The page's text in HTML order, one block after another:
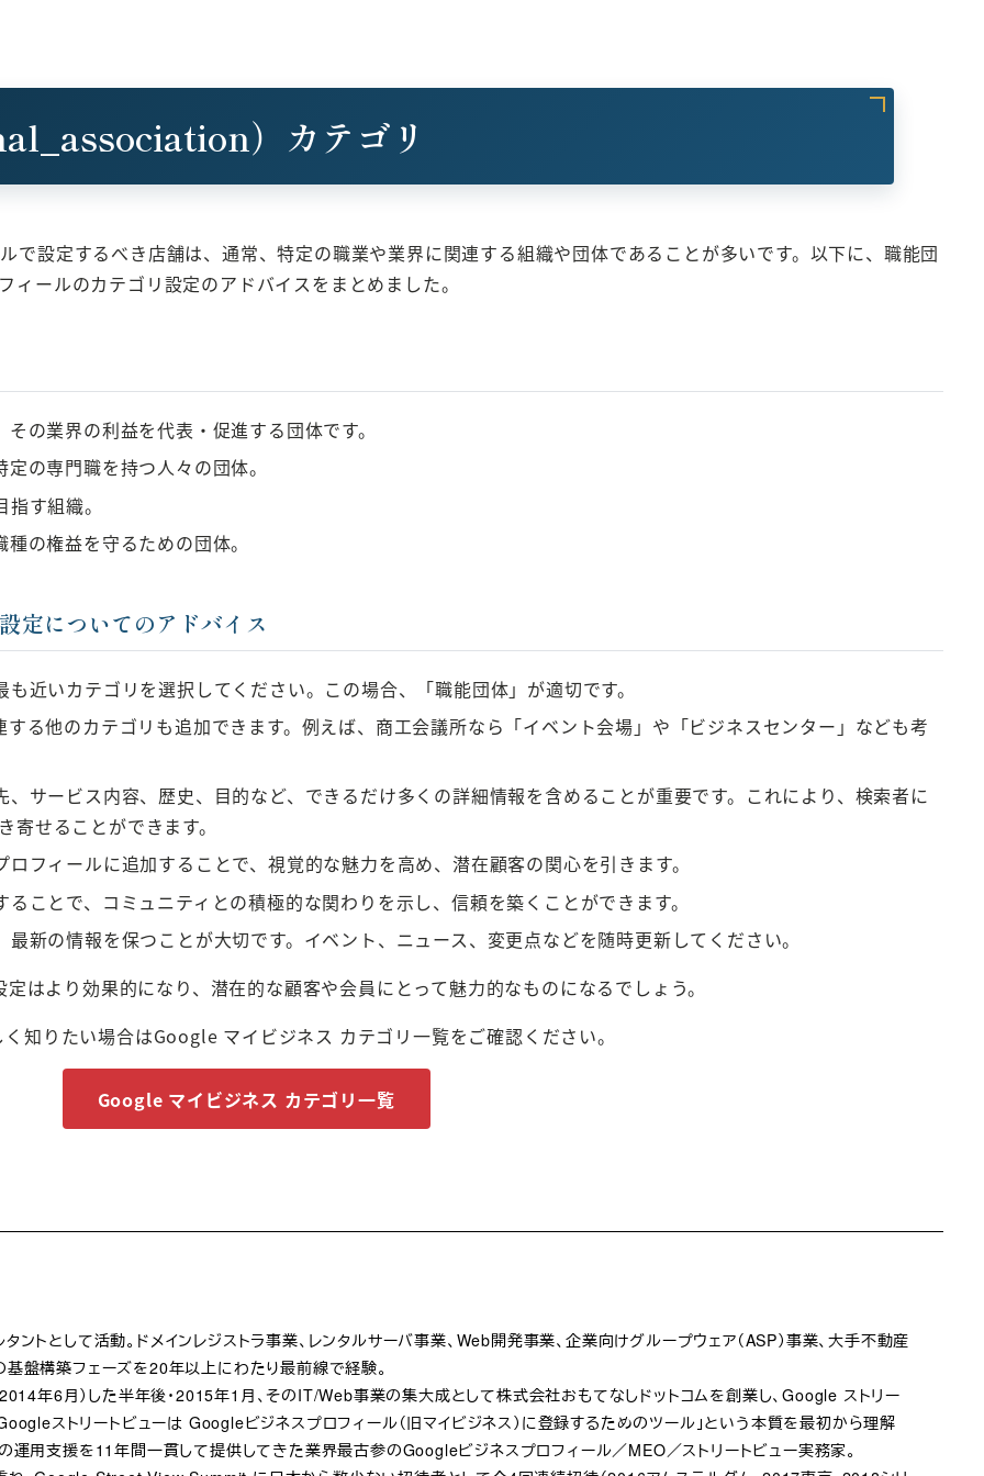
）カテゴリ
設定するべき店舗は、通常、特定の職業や業界に関連する組織や団体であることが多いです。以下に、職能団
ールのカテゴリ設定のアドバイスをまとめました。
の業界の利益を代表・促進する団体です。
の専門職を持つ人々の団体。
す組織。
の権益を守るための団体。
定についてのアドバイス
近いカテゴリを選択してください。この場合、「職能団体」が適切です。
る他のカテゴリも追加できます。例えば、商工会議所なら「イベント会場」や「ビジネスセンター」なども考
サービス内容、歴史、目的など、できるだけ多くの詳細情報を含めることが重要です。これにより、検索者に
せることができます。
フィールに追加することで、視覚的な魅力を高め、潜在顧客の関心を引きます。
ことで、コミュニティとの積極的な関わりを示し、信頼を築くことができます。
新の情報を保つことが大切です。イベント、ニュース、変更点などを随時更新してください。
はより効果的になり、潜在的な顧客や会員にとって魅力的なものになるでしょう。
知りたい場合はGoogle マイビジネス カテゴリ一覧をご確認ください。
Google マイビジネス カテゴリ一覧
ントとして活動。ドメインレジストラ事業、レンタルサーバ事業、Web開発事業、企業向けグループウェア（ASP）事業、大手不動産
盤構築フェーズを20年以上にわたり最前線で経験。
年6月）した半年後・2015年1月、そのIT/Web事業の集大成として株式会社おもてなしドットコムを創業し、Google ストリー
ストリートビューは Googleビジネスプロフィール（旧マイビジネス）に登録するためのツール」という本質を最初から理解
運用支援を11年間一貫して提供してきた業界最古参のGoogleビジネスプロフィール／MEO／ストリートビュー実務家。